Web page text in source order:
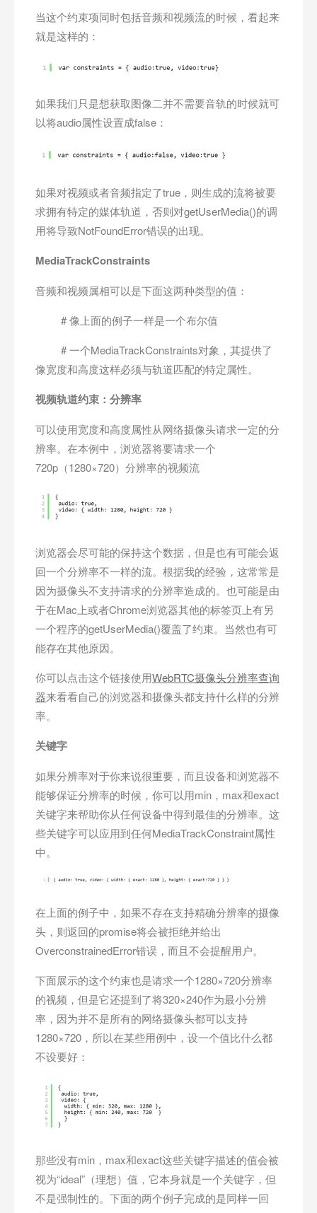
当这个约束项同时包括音频和视频流的时候，看起来
就是这样的：
如果我们只是想获取图像二并不需要音轨的时候就可
以将audio属性设置成false：
如果对视频或者音频指定了true，则生成的流将被要
求拥有特定的媒体轨道，否则对getUserMedia()的调
用将导致NotFoundError错误的出现。
MediaTrackConstraints
音频和视频属相可以是下面这两种类型的值：
# 像上面的例子一样是一个布尔值
# 一个MediaTrackConstraints对象，其提供了
像宽度和高度这样必须与轨道匹配的特定属性。
视频轨道约束：分辨率
可以使用宽度和高度属性从网络摄像头请求一定的分
辨率。在本例中，浏览器将要请求一个
720p（1280×720）分辨率的视频流
浏览器会尽可能的保持这个数据，但是也有可能会返
回一个分辨率不一样的流。根据我的经验，这常常是
因为摄像头不支持请求的分辨率造成的。也可能是由
于在Mac上或者Chrome浏览器其他的标签页上有另
一个程序的getUserMedia()覆盖了约束。当然也有可
能存在其他原因。
你可以点击这个链接使用WebRTC摄像头分辨率查询
器来看看自己的浏览器和摄像头都支持什么样的分辨
率。
关键字
如果分辨率对于你来说很重要，而且设备和浏览器不
能够保证分辨率的时候，你可以用min，max和exact
关键字来帮助你从任何设备中得到最佳的分辨率。这
些关键字可以应用到任何MediaTrackConstraint属性
中。
在上面的例子中，如果不存在支持精确分辨率的摄像
头，则返回的promise将会被拒绝并给出
OverconstrainedError错误，而且不会提醒用户。
下面展示的这个约束也是请求一个1280×720分辨率
的视频，但是它还提到了将320×240作为最小分辨
率，因为并不是所有的网络摄像头都可以支持
1280×720，所以在某些用例中，设一个值比什么都
不设要好：
那些没有min，max和exact这些关键字描述的值会被
视为“ideal”（理想）值，它本身就是一个关键字，但
不是强制性的。下面的两个例子完成的是同样一回